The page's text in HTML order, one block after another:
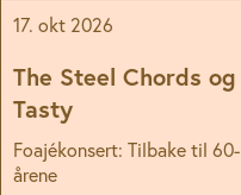
17. okt 2026
The Steel Chords og
Tasty
Foajékonsert: Tilbake til 60-
årene